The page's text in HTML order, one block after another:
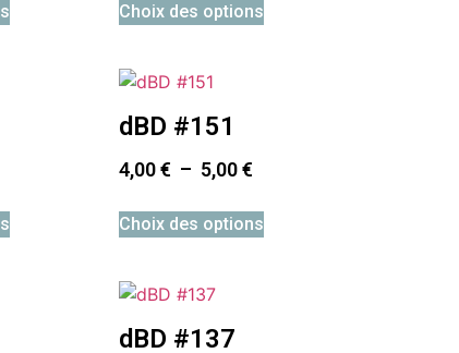
Choix des options
dBD #151
4,00€ – 5,00€
Choix des options
dBD #137